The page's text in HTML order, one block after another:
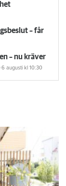
– får
– nu kräver
6 augusti kl 10:30